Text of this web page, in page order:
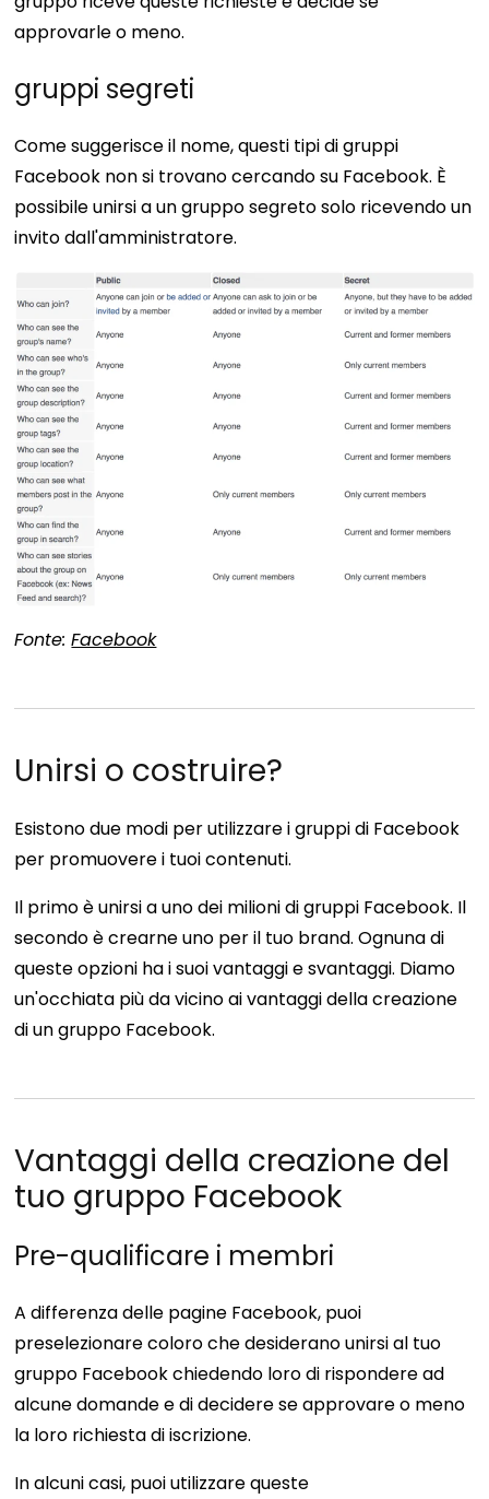
approvarle o meno.
gruppi segreti
Come suggerisce il nome, questi tipi di gruppi
Facebook non si trovano cercando su Facebook. È
possibile unirsi a un gruppo segreto solo ricevendo un
invito dall'amministratore.
Fonte:Facebook
Unirsi o costruire?
Esistono due modi per utilizzare i gruppi di Facebook
per promuovere i tuoi contenuti.
Il primo è unirsi a uno dei milioni di gruppi Facebook. Il
secondo è crearne uno per il tuo brand. Ognuna di
queste opzioni ha i suoi vantaggi e svantaggi. Diamo
un'occhiata più da vicino ai vantaggi della creazione
di un gruppo Facebook.
Vantaggi della creazione del
tuo gruppo Facebook
Pre-qualificare i membri
A differenza delle pagine Facebook, puoi
preselezionare coloro che desiderano unirsi al tuo
gruppo Facebook chiedendo loro di rispondere ad
alcune domande e di decidere se approvare o meno
la loro richiesta di iscrizione.
In alcuni casi, puoi utilizzare queste